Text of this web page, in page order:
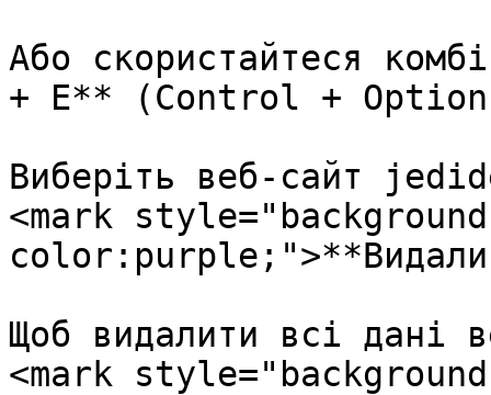
Або скориcтайтеся
+ E** (Control +
Виберіть веб-сайт
<mark
Щоб видалити всі дані
<mark